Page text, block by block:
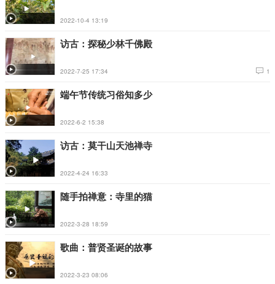
2022-10-4 13:19
访古：探秘少林千佛殿
2022-7-25 17:34 1
端午节传统习俗知多少
2022-6-2 15:38
访古：莫干山天池禅寺
2022-4-24 16:33
随手拍禅意：寺里的猫
2022-3-28 18:59
歌曲：普贤圣诞的故事
2022-3-23 08:06